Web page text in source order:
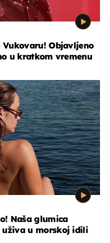
Objavljeno
u kratkom vremenu
Naša glumica
uživa u morskoj idili